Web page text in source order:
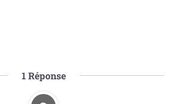
1Réponse